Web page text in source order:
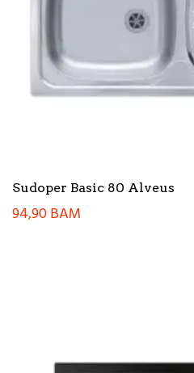
Sudoper Basic 80 Alveus
94,90BAM